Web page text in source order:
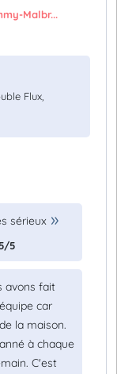
Malbr...
Flux,
sérieux
5/5
avons fait
car
la maison.
à chaque
C'est